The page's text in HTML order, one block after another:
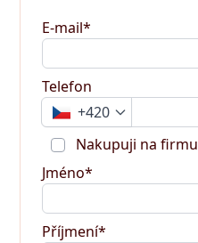
E-mail*
Telefon
+420
Nakupuji na firmu
Jméno*
Příjmení*